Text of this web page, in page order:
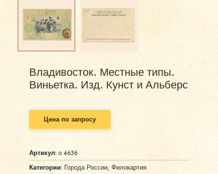
Владивосток. Местные типы.
Виньетка. Изд. Кунст и Альберс
Цена по запросу
Артикул:о 4636
Категории: Города России,Филокартия